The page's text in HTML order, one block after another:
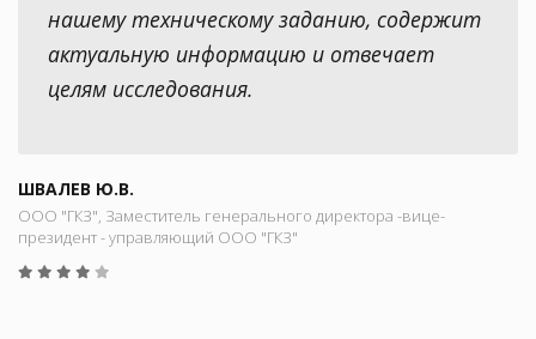
нашему техническому заданию, содержит
актуальную информацию и отвечает
целям исследования.
ШВАЛЕВ Ю.В.
ООО "ГКЗ", Заместитель генерального директора -вице-
президент - управляющий ООО "ГКЗ"